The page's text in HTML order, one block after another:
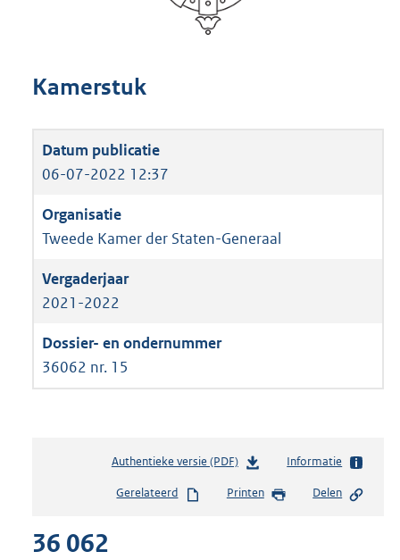
Kamerstuk
06-07-2022 12:37
Tweede Kamer der Staten-Generaal
2021-2022
36062 nr. 15
Authentieke versie (PDF)b
s
Informatie
Gerelateerd Printen Delen
36 062